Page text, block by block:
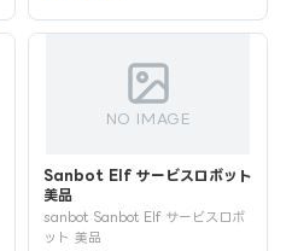
NO IMAGE
Sanbot Elf サービスロボット
美品
sanbot Sanbot Elf サービスロボ
ット 美品